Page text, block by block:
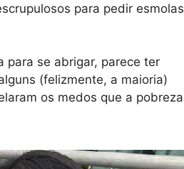
para pedir esmolas
para se abrigar, parece ter
(felizmente, a maioria)
os medos que a pobreza